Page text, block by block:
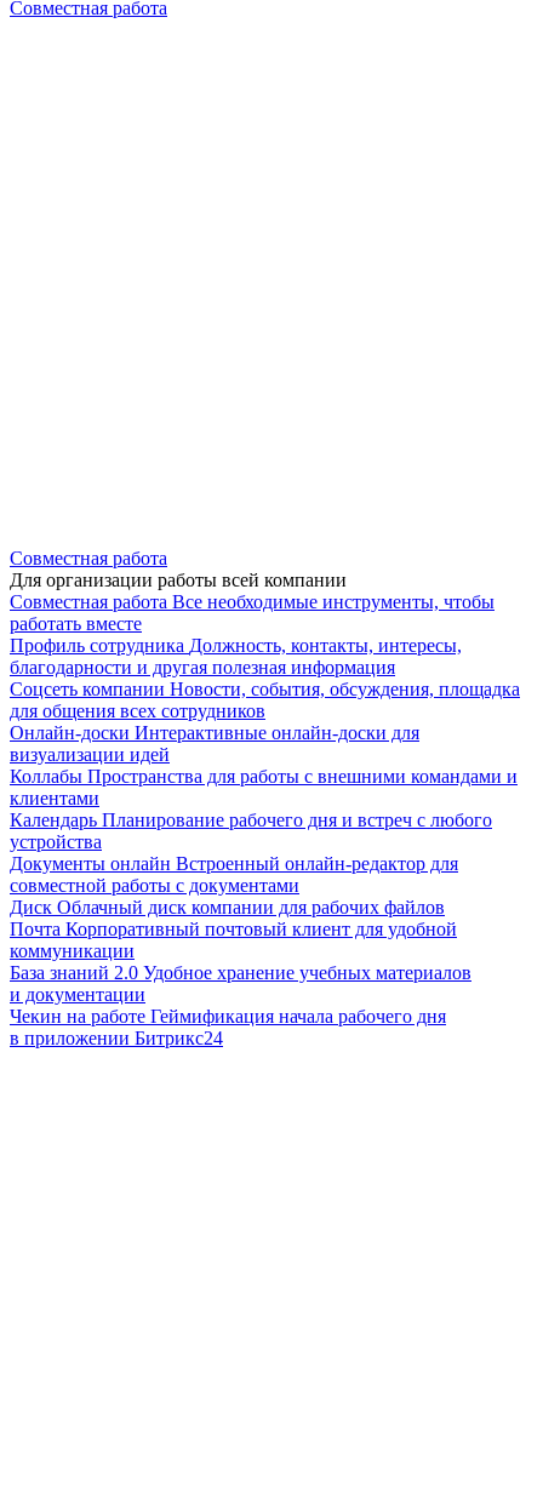
Совместная работа
Совместная работа
Для организации работы всей компании
Совместная работа Все необходимые инструменты, чтобы
работать вместе
Профиль сотрудника Должность, контакты, интересы,
благодарности и другая полезная информация
Соцсеть компании Новости, события, обсуждения, площадка
для общения всех сотрудников
Онлайн-доски Интерактивные онлайн-доски для
визуализации идей
Коллабы Пространства для работы с внешними командами и
клиентами
Календарь Планирование рабочего дня и встреч с любого
устройства
Документы онлайн Встроенный онлайн-редактор для
совместной работы с документами
Диск Облачный диск компании для рабочих файлов
Почта Корпоративный почтовый клиент для удобной
коммуникации
База знаний 2.0 Удобное хранение учебных материалов
и документации
Чекин на работе Геймификация начала рабочего дня
в приложении Битрикс24